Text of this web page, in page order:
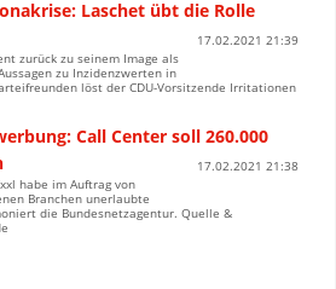
Laschet übt die Rolle
17.02.2021 21:39
zurück zu seinem Image als
zu Inzidenzwerten in
löst der CDU-Vorsitzende Irritationen
Call Center soll 260.000
17.02.2021 21:38
habe im Auftrag von
Branchen unerlaubte
die Bundesnetzagentur. Quelle &